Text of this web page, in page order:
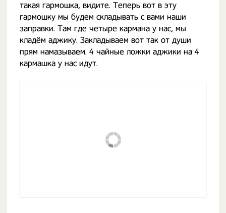
такая гармошка, видите. Теперь вот в эту
гармошку мы будем складывать с вами наши
заправки. Там где четыре кармана у нас, мы
кладём аджику. Закладываем вот так от души
прям намазываем. 4 чайные ложки аджики на 4
кармашка у нас идут.